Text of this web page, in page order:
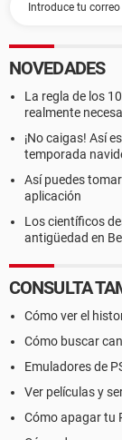
NOVEDADES
La regla de los
realmente
¡No caigas! Así
temporada
Así puedes
aplicación
Los científicos
antigüedad en
CONSULTA
Cómo ver el
Cómo buscar
Emuladores de
Ver películas y
Cómo apagar tu